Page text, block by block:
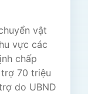
vật
vực các
chấp
70 triệu
do UBND